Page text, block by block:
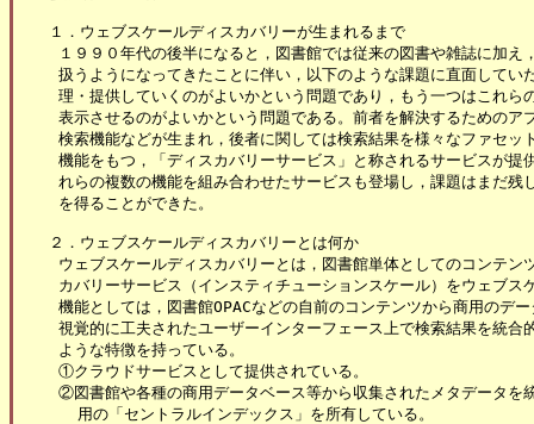
１．ウェブスケールディスカバリーが生まれるまで
１９９０年代の後半になると，図書館では従来の図書や雑誌に加え
扱うようになってきたことに伴い，以下のような課題に直面してい
理・提供していくのがよいかという問題であり，もう一つはこれら
表示させるのがよいかという問題である。前者を解決するためのア
検索機能などが生まれ，後者に関しては検索結果を様々なファセッ
機能をもつ，「ディスカバリーサービス」と称されるサービスが提
れらの複数の機能を組み合わせたサービスも登場し，課題はまだ残
を得ることができた。
２．ウェブスケールディスカバリーとは何か
ウェブスケールディスカバリーとは，図書館単体としてのコンテン
カバリーサービス（インスティチューションスケール）をウェブス
機能としては，図書館OPACなどの自前のコンテンツから商用のデ
視覚的に工夫されたユーザーインターフェース上で検索結果を統合
ような特徴を持っている。
①クラウドサービスとして提供されている。
②図書館や各種の商用データベース等から収集されたメタデータを
   用の「セントラルインデックス」を所有している。